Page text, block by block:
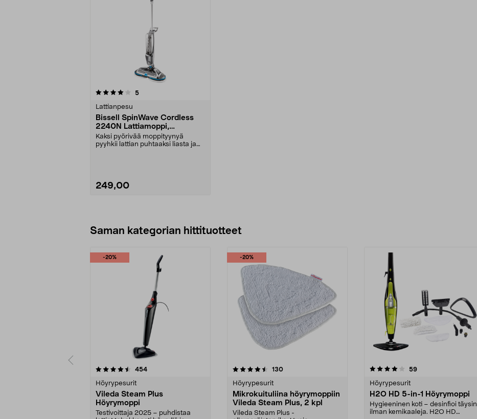
5arvostelut
Lattianpesu
Bissell SpinWave Cordless
2240N Lattiamoppi,
akkukäyttöinen
Kaksi pyörivää moppityynyä
pyyhkii lattian puhtaaksi liasta ja
249,00
Saman kategorian hittituotteet
-20%
454arvostelut
Höyrypesurit
Vileda Steam Plus
Höyrymoppi
Testivoittaja 2025 – puhdistaa
-20%
4.5 viidestä
130arvostelut
Höyrypesurit
Mikrokuituliina höyrymoppiin
Vileda Steam Plus, 2 kpl
Vileda Steam Plus -
4.0 viidestä
59arvostelut
Höyrypesurit
H2O HD 5-in-1 Höyrymoppi
Hygieeninen koti – desinfioi täysin
ilman kemikaaleja. H2O HD
4.5 viidestä